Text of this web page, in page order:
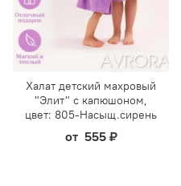
Халат детский махровый
"Элит" с капюшоном,
цвет: 805-Насыщ.сирень
от 555 ₽